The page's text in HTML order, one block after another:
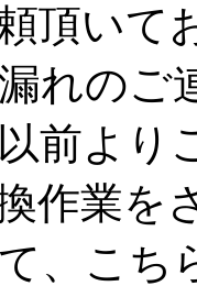
頂いて
れのご
前より
作業を
、こち